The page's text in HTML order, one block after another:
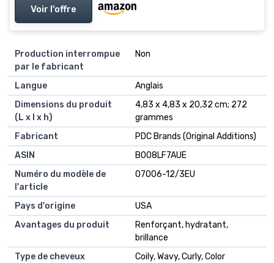
Voir l'offre
Production interrompue
par le fabricant
Non
Langue
Anglais
Dimensions du produit
(L x l x h)
4,83 x 4,83 x 20,32 cm; 272
grammes
Fabricant
PDC Brands (Original Additions)
ASIN
B008LF7AUE
Numéro du modèle de
l'article
07006-12/3EU
Pays d'origine
USA
Avantages du produit
Renforçant, hydratant,
brillance
Type de cheveux
Coily, Wavy, Curly, Color